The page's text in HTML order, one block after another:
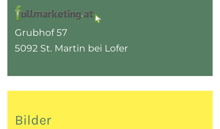
Grubhof 57
5092 St. Martin bei Lofer
Bilder